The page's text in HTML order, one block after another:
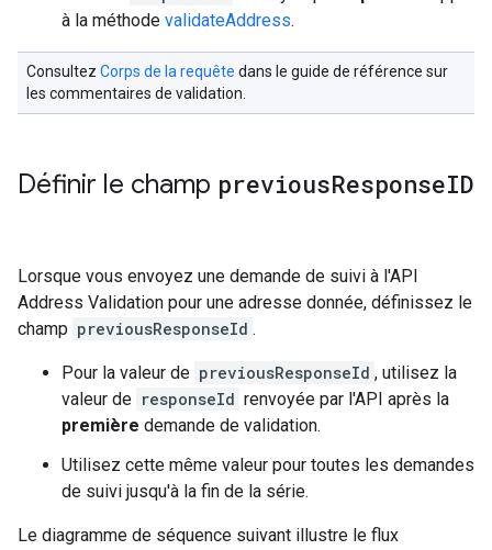
à la méthode validateAddress.
Consultez Corps de la requête dans le guide de référence sur
les commentaires de validation.
Définir le champ previousResponseID
Lorsque vous envoyez une demande de suivi à l'API
Address Validation pour une adresse donnée, définissez le
champ previousResponseId .
Pour la valeur de previousResponseId , utilisez la
valeur de responseId renvoyée par l'API après la
première demande de validation.
Utilisez cette même valeur pour toutes les demandes
de suivi jusqu'à la fin de la série.
Le diagramme de séquence suivant illustre le flux